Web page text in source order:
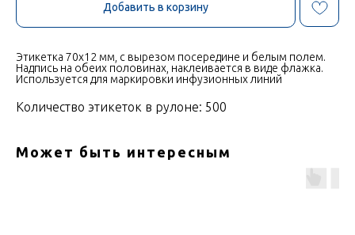
Добавить в корзину
Этикетка 70х12 мм, с вырезом посередине и белым полем.
Надпись на обеих половинах, наклеивается в виде флажка.
Используется для маркировки инфузионных линий
Количество этикеток в рулоне: 500
Может быть интересным